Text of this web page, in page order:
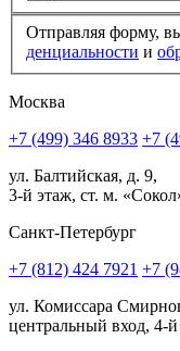
Отправляя форму,
ден­циальности и
Москва
+7 (499) 346 8933 +7
ул. Балтийская, д. 9,
3-й этаж, ст. м.
Санкт-Петербург
+7 (812) 424 7921 +7
ул. Комиссара
центральный вход, 4-